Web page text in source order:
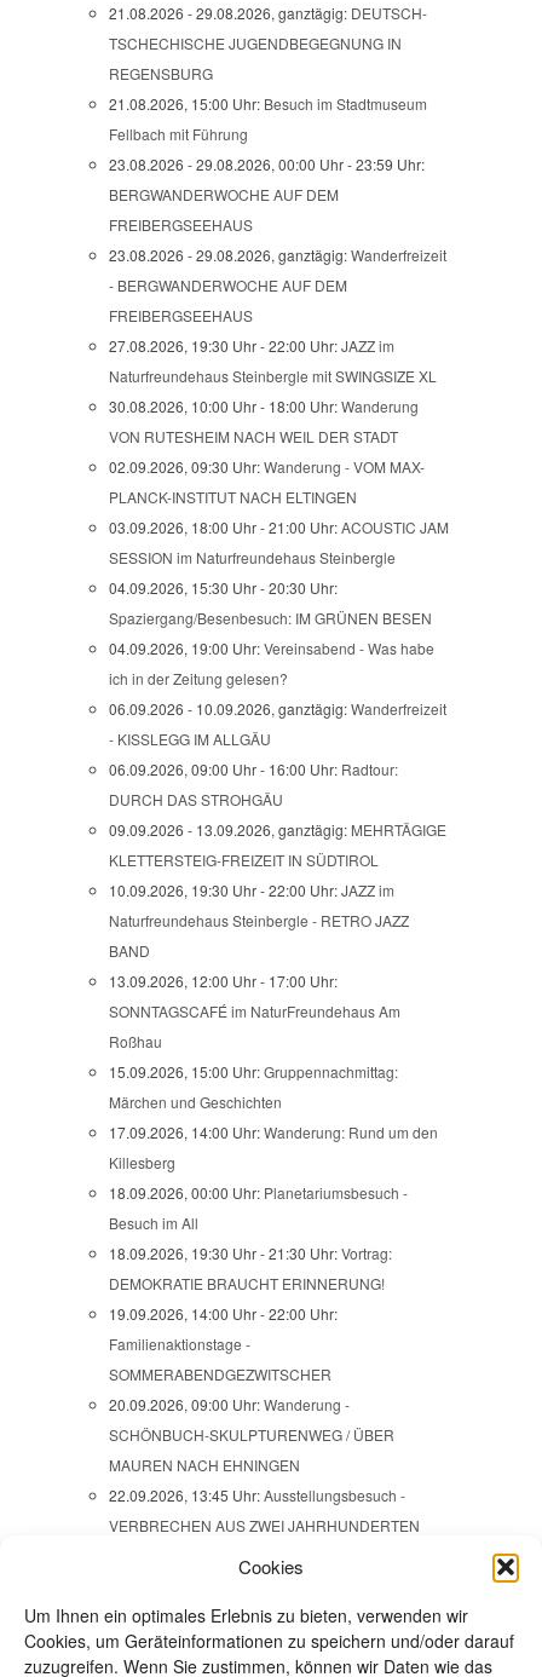
Cookies
Um Ihnen ein optimales Erlebnis zu bieten, verwenden wir
Cookies, um Geräteinformationen zu speichern und/oder darauf
zuzugreifen. Wenn Sie zustimmen, können wir Daten wie das
21.08.2026 - 29.08.2026, ganztägig: DEUTSCH-
TSCHECHISCHE JUGENDBEGEGNUNG IN
REGENSBURG
21.08.2026, 15:00 Uhr: Besuch im Stadtmuseum
Fellbach mit Führung
23.08.2026 - 29.08.2026, 00:00 Uhr - 23:59 Uhr:
BERGWANDERWOCHE AUF DEM
FREIBERGSEEHAUS
23.08.2026 - 29.08.2026, ganztägig:Wanderfreizeit
- BERGWANDERWOCHE AUF DEM
FREIBERGSEEHAUS
27.08.2026, 19:30 Uhr - 22:00 Uhr:JAZZ im
Naturfreundehaus Steinbergle mit SWINGSIZE XL
30.08.2026, 10:00 Uhr - 18:00 Uhr:Wanderung
VON RUTESHEIM NACH WEIL DER STADT
02.09.2026, 09:30 Uhr:Wanderung - VOM MAX-
PLANCK-INSTITUT NACH ELTINGEN
03.09.2026, 18:00 Uhr - 21:00 Uhr:ACOUSTIC JAM
SESSION im Naturfreundehaus Steinbergle
04.09.2026, 15:30 Uhr - 20:30 Uhr:
Spaziergang/Besenbesuch: IM GRÜNEN BESEN
04.09.2026, 19:00 Uhr:Vereinsabend - Was habe
ich in der Zeitung gelesen?
06.09.2026 - 10.09.2026, ganztägig:Wanderfreizeit
- KISSLEGG IM ALLGÄU
06.09.2026, 09:00 Uhr - 16:00 Uhr: Radtour:
DURCH DAS STROHGÄU
09.09.2026 - 13.09.2026, ganztägig: MEHRTÄGIGE
KLETTERSTEIG-FREIZEIT IN SÜDTIROL
10.09.2026, 19:30 Uhr - 22:00 Uhr:JAZZ im
Naturfreundehaus Steinbergle - RETRO JAZZ
BAND
13.09.2026, 12:00 Uhr - 17:00 Uhr:
SONNTAGSCAFÉ im NaturFreundehaus Am
Roßhau
15.09.2026, 15:00 Uhr:Gruppennachmittag:
Märchen und Geschichten
17.09.2026, 14:00 Uhr:Wanderung: Rund um den
Killesberg
18.09.2026, 00:00 Uhr: Planetariumsbesuch -
Besuch im All
18.09.2026, 19:30 Uhr - 21:30 Uhr:Vortrag:
DEMOKRATIE BRAUCHT ERINNERUNG!
19.09.2026, 14:00 Uhr - 22:00 Uhr:
Familienaktionstage -
SOMMERABENDGEZWITSCHER
20.09.2026, 09:00 Uhr:Wanderung -
SCHÖNBUCH-SKULPTURENWEG / ÜBER
MAUREN NACH EHNINGEN
22.09.2026, 13:45 Uhr:Ausstellungsbesuch -
VERBRECHEN AUS ZWEI JAHRHUNDERTEN
Naturfreundehaus Steinbergle mit SWINGSIZE XL
25.09.2026 - 27.09.2026, 00:00 Uhr - 23:59 Uhr: